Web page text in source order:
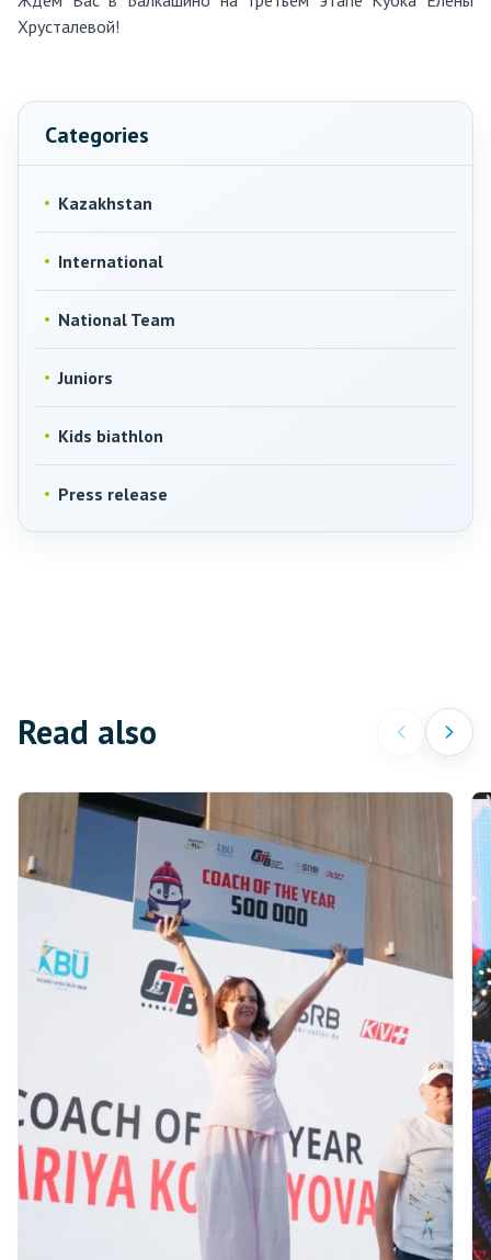
Хрусталевой!
Categories
Kazakhstan
International
National Team
Juniors
Kids biathlon
Press release
Read also